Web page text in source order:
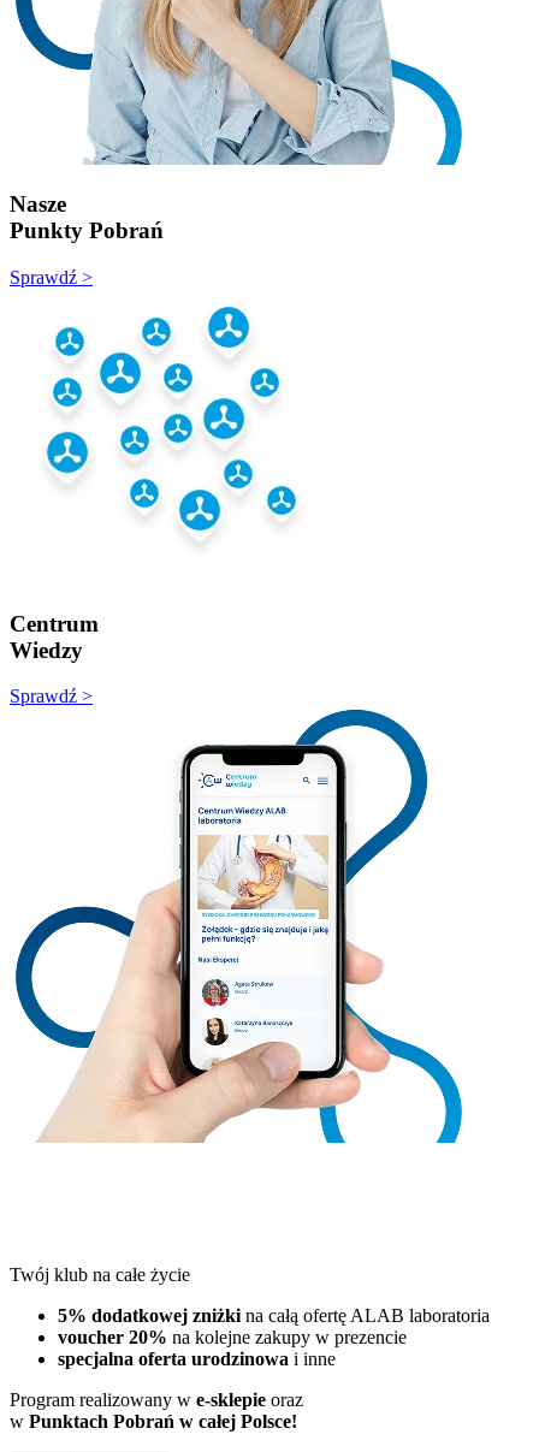
Nasze
Punkty Pobrań
Sprawdź >
Centrum
Wiedzy
Sprawdź >
Twój klub na całe życie
5% dodatkowej zniżki na całą ofertę ALAB laboratoria
voucher 20% na kolejne zakupy w prezencie
specjalna oferta urodzinowa i inne
Program realizowany w e-sklepie oraz
w Punktach Pobrań w całej Polsce!